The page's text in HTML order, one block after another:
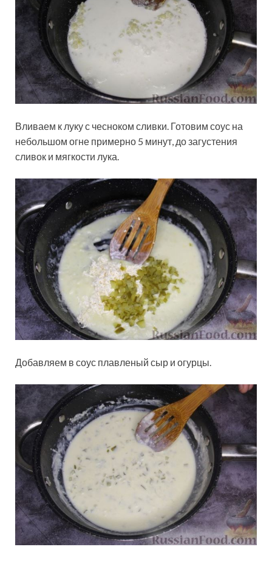
Вливаем к луку с чесноком сливки. Готовим соус на
небольшом огне примерно 5 минут, до загустения
сливок и мягкости лука.
Добавляем в соус плавленый сыр и огурцы.